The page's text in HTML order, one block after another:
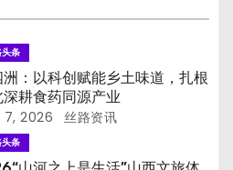
条
洲：以科创赋能乡土味道，扎根
深耕食药同源产业
7, 2026 丝路资讯
条